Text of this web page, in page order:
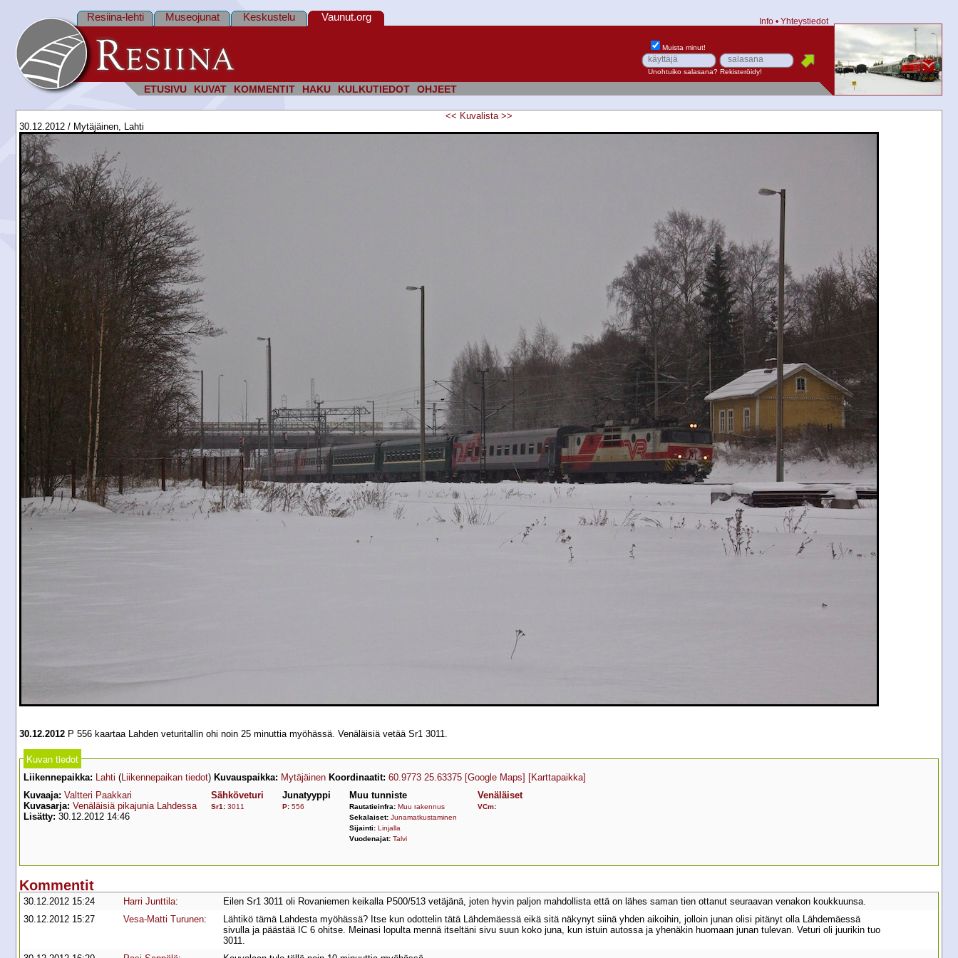
ETUSIVU KUVAT KOMMENTIT HAKU KULKUTIEDOT OHJEET
Resiina-lehti Museojunat Keskustelu Vaunut.org Info • Yhteystiedot
Muista minut!
Unohtuiko salasana? Rekisteröidy!
<< Kuvalista >>
30.12.2012 / Mytäjäinen, Lahti
30.12.2012 P 556 kaartaa Lahden veturitallin ohi noin 25 minuttia myöhässä. Venäläisiä vetää Sr1 3011.
Kuvan tiedot
Liikennepaikka: Lahti (Liikennepaikan tiedot) Kuvauspaikka: Mytäjäinen Koordinaatit: 60.9773 25.63375 [Google Maps] [Karttapaikka]
Kuvaaja: Valtteri Paakkari
Kuvasarja: Venäläisiä pikajunia Lahdessa
Lisätty: 30.12.2012 14:46
Sähköveturi
Sr1 : 3011
Junatyyppi
P: 556
Muu tunniste
Rautatieinfra: Muu rakennus
Sekalaiset: Junamatkustaminen
Sijainti: Linjalla
Vuodenajat: Talvi
Venäläiset
VCm:
Kommentit
30.12.2012 15:24 Harri Junttila:
Eilen Sr1 3011 oli Rovaniemen keikalla P500/513 vetäjänä, joten hyvin paljon mahdollista että on lähes saman tien ottanut seuraavan venakon koukkuunsa.
30.12.2012 15:27
Vesa-Matti Turunen:
Lähtikö tämä Lahdesta myöhässä? Itse kun odottelin tätä Lähdemäessä eikä sitä näkynyt siinä yhden aikoihin, jolloin junan olisi pitänyt olla Lähdemäessä
sivulla ja päästää IC 6 ohitse. Meinasi lopulta mennä itseltäni sivu suun koko juna, kun istuin autossa ja yhenäkin huomaan junan tulevan. Veturi oli juurikin tuo
3011.